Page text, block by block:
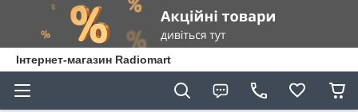
Інтернет-магазин Radiomart